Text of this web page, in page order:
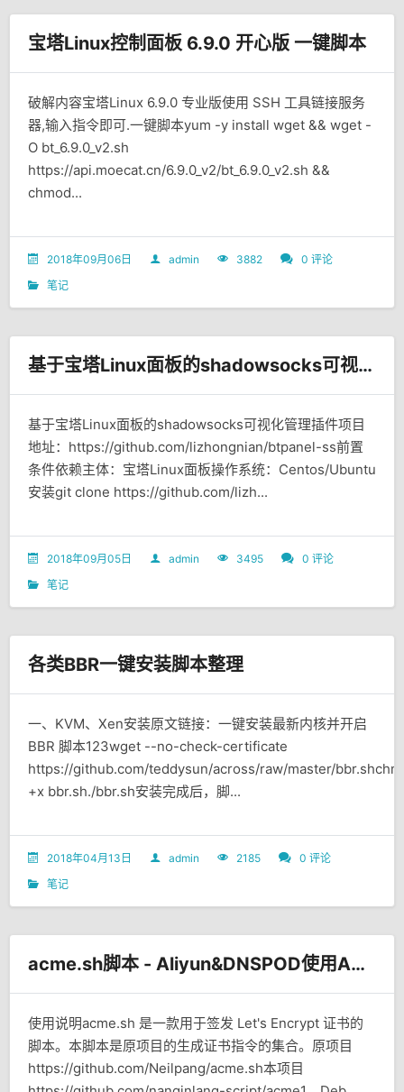
宝塔Linux控制面板 6.9.0 开心版 一键脚本
破解内容宝塔Linux 6.9.0 专业版使用 SSH 工具链接服务
器,输入指令即可.一键脚本yum -y install wget && wget -
O bt_6.9.0_v2.sh
https://api.moecat.cn/6.9.0_v2/bt_6.9.0_v2.sh &&
chmod...
2018年09月06日 admin 3882
0 评论
笔记
基于宝塔Linux面板的shadowsocks可视化管理插件
基于宝塔Linux面板的shadowsocks可视化管理插件项目
地址：https://github.com/lizhongnian/btpanel-ss前置
条件依赖主体：宝塔Linux面板操作系统：Centos/Ubuntu
安装git clone https://github.com/lizh...
2018年09月05日 admin 3495
0 评论
笔记
各类BBR一键安装脚本整理
一、KVM、Xen安装原文链接：一键安装最新内核并开启
BBR 脚本123wget --no-check-certificate
https://github.com/teddysun/across/raw/master/
+x bbr.sh./bbr.sh安装完成后，脚...
2018年04月13日 admin 2185
0 评论
笔记
acme.sh脚本 - Aliyun&DNSPOD使用API快速 签发Let's Encrypt泛域名SSL证书
使用说明acme.sh 是一款用于签发 Let's Encrypt 证书的
脚本。本脚本是原项目的生成证书指令的集合。原项目
https://github.com/Neilpang/acme.sh本项目